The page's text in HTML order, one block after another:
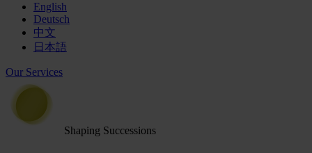
English
Deutsch
中文
日本語
Our Services
Shaping Successions